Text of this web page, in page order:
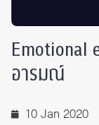
Emotional
อารมณ์
10 Jan 2020